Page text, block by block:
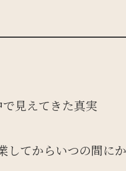
見えてきた真実
してからいつの間に